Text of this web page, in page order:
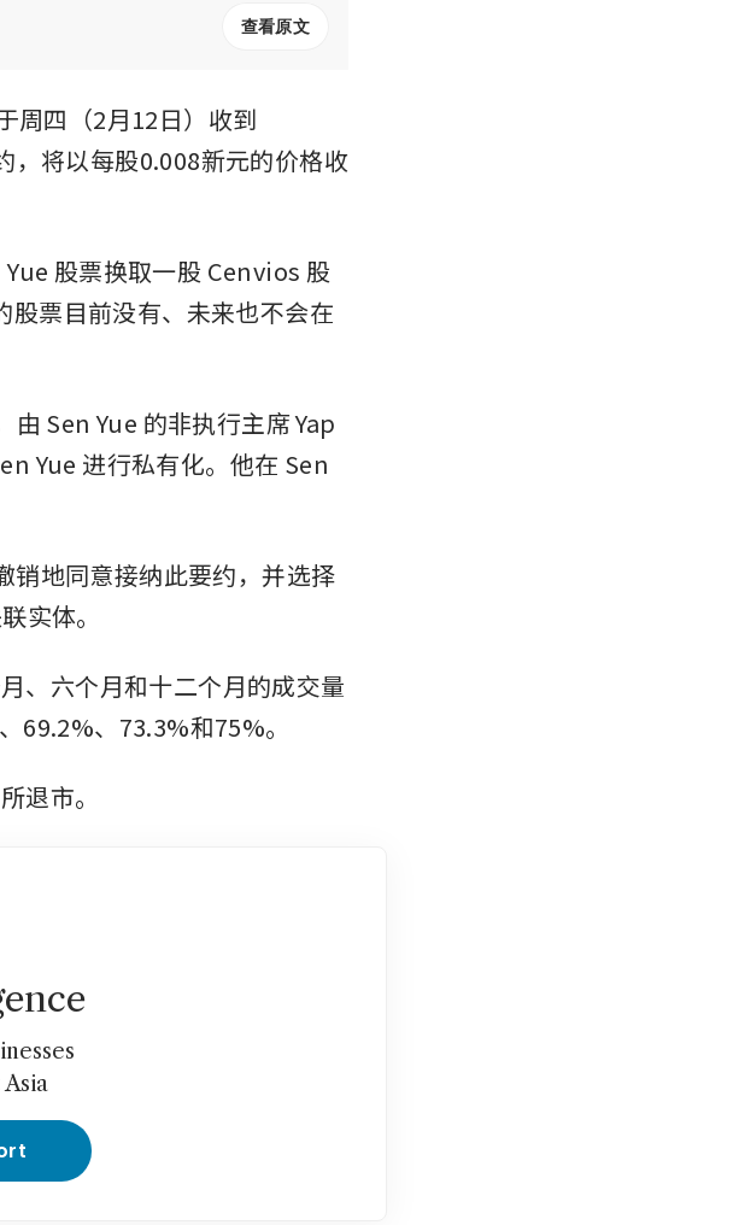
查看原文
周四（2月12日）收到
将以每股0.008新元的价格收
股票换取一股 Cenvios 股
票目前没有、未来也不会在
Sen Yue 的非执行主席 Yap
Yue 进行私有化。他在 Sen
销地同意接纳此要约，并选择
实体。
、六个月和十二个月的成交量
69.2%、73.3%和75%。
退市。